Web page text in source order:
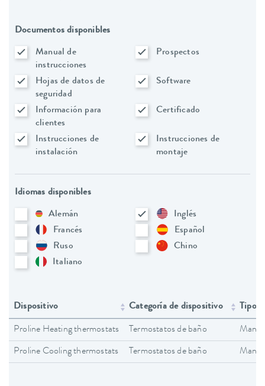
Documentos disponibles
Manual de
instrucciones
Prospectos
Hojas de datos de
seguridad
Software
Información para
clientes
Certificado
Instrucciones de
instalación
Instrucciones de
montaje
Idiomas disponibles
Alemán
Inglés
Francés
Español
Ruso
Chino
Italiano
Dispositivo Categoría de dispositivo Tipo
Proline Heating thermostats Termostatos de baño
Proline Cooling thermostats Termostatos de baño